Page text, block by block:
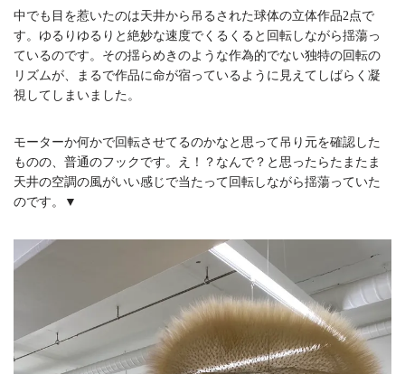
中でも目を惹いたのは天井から吊るされた球体の立体作品2点で
す。ゆるりゆるりと絶妙な速度でくるくると回転しながら揺蕩っ
ているのです。その揺らめきのような作為的でない独特の回転の
リズムが、まるで作品に命が宿っているように見えてしばらく凝
視してしまいました。
モーターか何かで回転させてるのかなと思って吊り元を確認した
ものの、普通のフックです。え！？なんで？と思ったらたまたま
天井の空調の風がいい感じで当たって回転しながら揺蕩っていた
のです。▼